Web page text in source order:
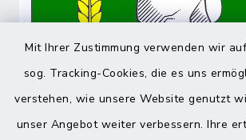
Mit Ihrer Zustimmung verwenden wir
sog. Tracking-Cookies, die es uns
verstehen, wie unsere Website genutzt
unser Angebot weiter verbessern. Ihre